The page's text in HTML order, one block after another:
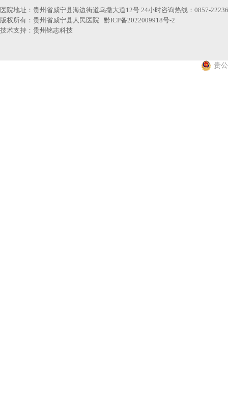
医院地址：贵州省威宁县海边街道乌撒大道12号 24小时咨询热线：0857-
版权所有：贵州省威宁县人民医院 黔ICP备2022009918号-2
技术支持： 贵州铭志科技
贵